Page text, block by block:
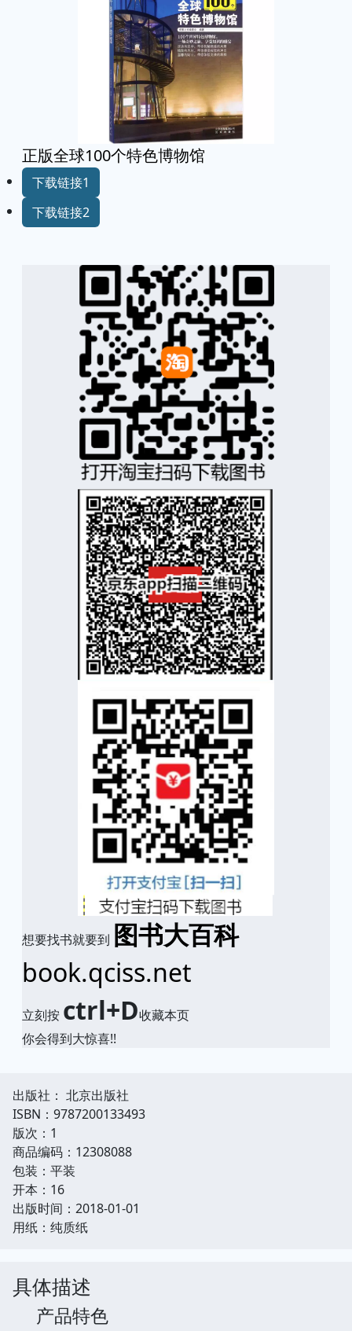
正版全球100个特色博物馆
下载链接1
下载链接2
想要找书就要到 图书大百科
book.qciss.net
立刻按 ctrl+D收藏本页
你会得到大惊喜!!
出版社： 北京出版社
ISBN：9787200133493
版次：1
商品编码：12308088
包装：平装
开本：16
出版时间：2018-01-01
用纸：纯质纸
具体描述
产品特色